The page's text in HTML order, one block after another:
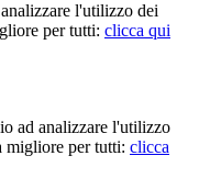
l'utilizzo dei
per tutti: clicca qui
ad analizzare l'utilizzo
migliore per tutti: clicca